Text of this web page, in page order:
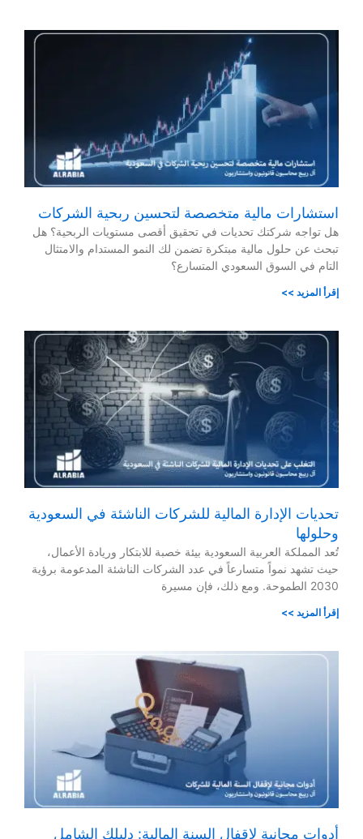
استشارات مالية متخصصة لتحسين ربحية الشركات
هل تواجه شركتك تحديات في تحقيق أقصى مستويات الربحية؟ هل
تبحث عن حلول مالية مبتكرة تضمن لك النمو المستدام والامتثال
التام في السوق السعودي المتسارع؟
إقرأ المزيد >>
تحديات الإدارة المالية للشركات الناشئة في السعودية
وحلولها
تُعد المملكة العربية السعودية بيئة خصبة للابتكار وريادة الأعمال،
حيث تشهد نمواً متسارعاً في عدد الشركات الناشئة المدعومة برؤية
2030 الطموحة. ومع ذلك، فإن مسيرة
إقرأ المزيد >>
أدوات مجانية لإقفال السنة المالية: دليلك الشامل